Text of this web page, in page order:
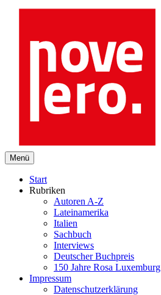
Buch Kultur Politik
Menü
Start
Rubriken
Autoren A-Z
Lateinamerika
Italien
Sachbuch
Interviews
Deutscher Buchpreis
150 Jahre Rosa Luxemburg
Impressum
Datenschutzerklärung